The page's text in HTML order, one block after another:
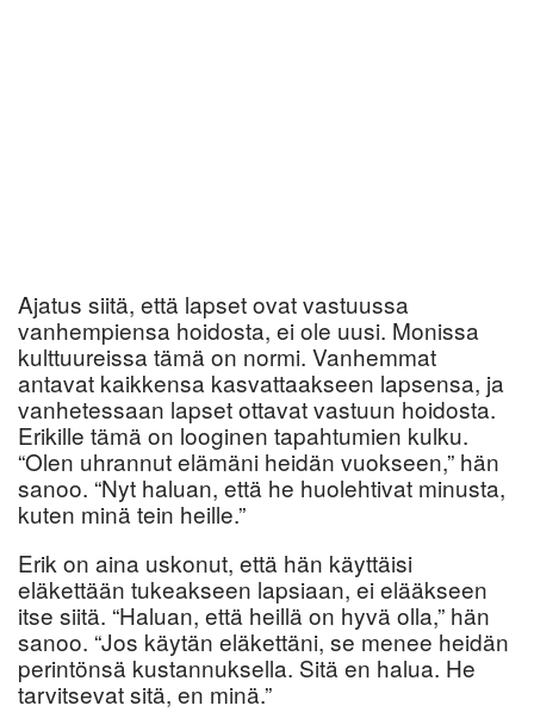
Ajatus siitä, että lapset ovat vastuussa
vanhempiensa hoidosta, ei ole uusi. Monissa
kulttuureissa tämä on normi. Vanhemmat
antavat kaikkensa kasvattaakseen lapsensa, ja
vanhetessaan lapset ottavat vastuun hoidosta.
Erikille tämä on looginen tapahtumien kulku.
“Olen uhrannut elämäni heidän vuokseen,” hän
sanoo. “Nyt haluan, että he huolehtivat minusta,
kuten minä tein heille.”
Erik on aina uskonut, että hän käyttäisi
eläkettään tukeakseen lapsiaan, ei elääkseen
itse siitä. “Haluan, että heillä on hyvä olla,” hän
sanoo. “Jos käytän eläkettäni, se menee heidän
perintönsä kustannuksella. Sitä en halua. He
tarvitsevat sitä, en minä.”